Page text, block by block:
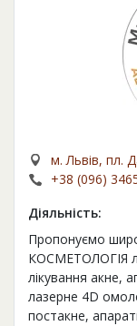
м. Львів, пл.
+38 (096)
Діяльність:
Пропонуємо
КОСМЕТОЛОГІЯ
лікування акне,
лазерне 4D
постакне,